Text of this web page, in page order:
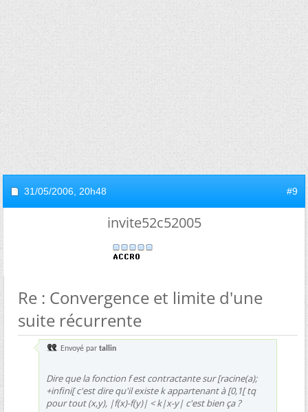
31/05/2006, 20h48 #9
invite52c52005
Re : Convergence et limite d'une
suite récurrente
Envoyé par tallin
Dire que la fonction f est contractante sur [racine(a);
+infini[ c'est dire qu'il existe k appartenant à [0,1[ tq
pour tout (x,y), |f(x)-f(y)| < k|x-y| c'est bien ça ?